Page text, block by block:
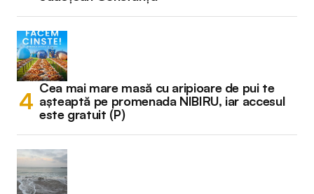
Cea mai mare masă cu aripioare de pui te
așteaptă pe promenada NIBIRU, iar accesul
este gratuit (P)